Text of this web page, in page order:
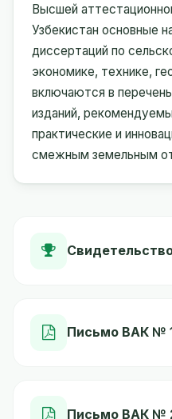
Высшей
Узбекистан основные
диссертаций по
экономике, технике,
включаются в
изданий,
практические и
смежным земельным
Письмо ВАК №
Письмо ВАК №